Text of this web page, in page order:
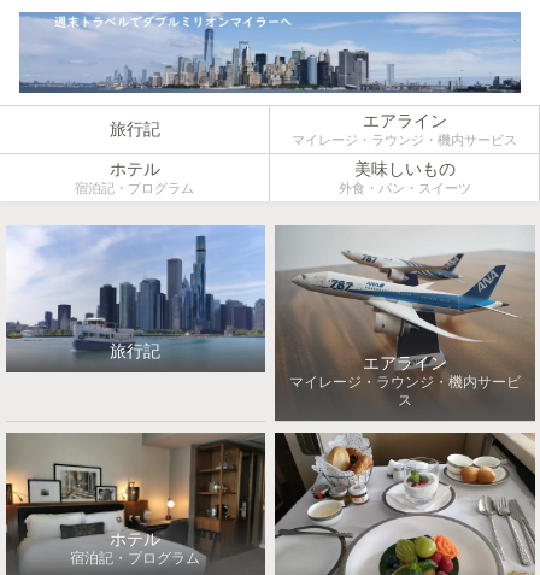
旅行記 エアライン
マイレージ・ラウンジ・機内サービス
ホテル
宿泊記・プログラム
美味しいもの
外食・パン・スイーツ
旅行記
エアライン
マイレージ・ラウンジ・機内サービ
ス
ホテル
宿泊記・プログラム